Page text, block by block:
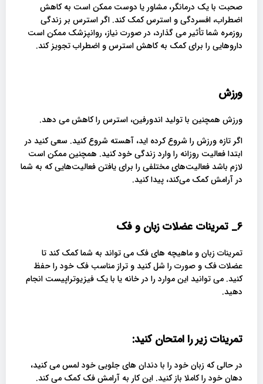
صحبت با یک درمانگر، مشاور یا دوست ممکن است به کاهش
اضطراب، افسردگی و استرس کمک کند. اگر استرس بر زندگی
روزمره شما تأثیر می گذارد، در صورت نیاز، روانپزشک ممکن است
داروهایی را برای کمک به کاهش استرس و اضطراب تجویز کند.
ورزش
ورزش همچنین با تولید اندورفین، استرس را کاهش می دهد.
اگر تازه ورزش را شروع کرده اید، آهسته شروع کنید. سعی کنید در
ابتدا فعالیت روزانه را وارد زندگی خود کنید. همچنین ممکن است
لازم باشد فعالیت‌های مختلفی را برای یافتن فعالیت‌هایی که به شما
در آرامش کمک می‌کند، پیدا کنید.
6_ تمرینات عضلات زبان و فک
تمرینات زبان و ماهیچه های فک می تواند به شما کمک کند تا
عضلات فک و صورت را شل کنید و تراز مناسب فک خود را حفظ
کنید. می توانید این موارد را در خانه یا با یک فیزیوتراپیست انجام
دهید.
تمرینات زیر را امتحان کنید:
در حالی که زبان خود را با دندان های جلویی خود لمس می کنید،
دهان خود را کاملا باز کنید. این کار به آرامش فک کمک می کند.